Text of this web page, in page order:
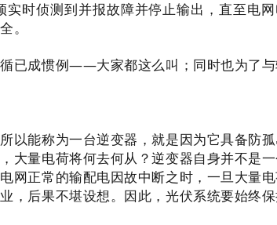
时侦测到并报故障并停止输出，直至电
。
已成惯例——大家都这么叫；同时也为了
以能称为一台逆变器，就是因为它具备防
大量电荷将何去何从？逆变器自身并不是
网正常的输配电因故中断之时 ，一旦大量
，后果不堪设想。因此， 光伏系统要始终